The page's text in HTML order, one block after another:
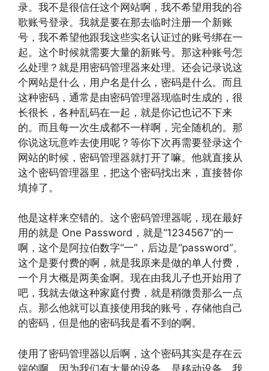
录。我不是很信任这个网站啊，我不希望用我的谷
歌账号登录。我就是要在那去临时注册一个新账
号，我不希望他跟我这些实名认证过的账号绑在一
起。这个时候就需要大量的新账号。那这种账号怎
么处理？就是用密码管理器来处理。还会记录说这
个网站是什么，用户名是什么，密码是什么。而且
这种密码，通常是由密码管理器现临时生成的，很
长很长，各种乱码在一起，就是你记也记不下来
的。而且每一次生成都不一样啊，完全随机的。那
你说这玩意咋去使用呢？等你下次再需要登录这个
网站的时候，密码管理器就打开了嘛。他就直接从
这个密码管理器里，把这个密码找出来，直接替你
填掉了。
他是这样来空错的。这个密码管理器呢，现在最好
用的就是 One Password，就是“1234567”的一
啊，这个是阿拉伯数字“一”，后边是“password”。
这个是要付费的啊，就是我原来是做的单人付费，
一个月大概是两美金啊。现在由我儿子也开始用了
吧，我就去做这种家庭付费，就是稍微贵那么一点
点。那么他就可以直接使用我的账号，存储他自己
的密码，但是他的密码我是看不到的啊。
使用了密码管理器以后啊，这个密码其实是存在云
端的啊，因为我们有大量的设备，是移动设备。我